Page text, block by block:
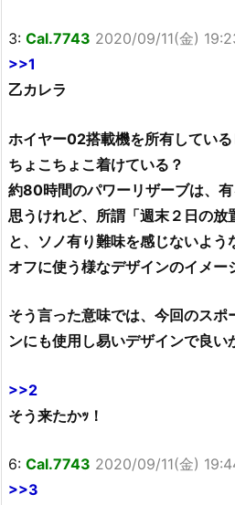
3: Cal.7743 2020/09/11(金)
>>1
乙カレラ
ホイヤー02搭載機を所有してい
ちょこちょこ着けている？
約80時間のパワーリザーブは、
思うけれど、所謂「週末２日の放
と、ソノ有り難味を感じないよう
オフに使う様なデザインのイメー
そう言った意味では、今回のスポ
ンにも使用し易いデザインで良い
>>2
そう来たかｯ！
6: Cal.7743 2020/09/11(金)
>>3